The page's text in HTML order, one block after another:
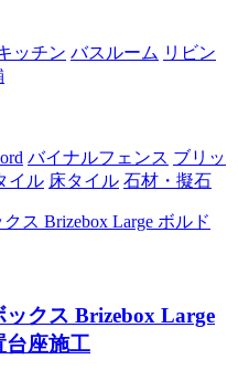
ッチン バスルーム リビン
バイナルフェンス ブリッ
イル 床タイル 石材・擬石
クス Brizebox Large
台座施工